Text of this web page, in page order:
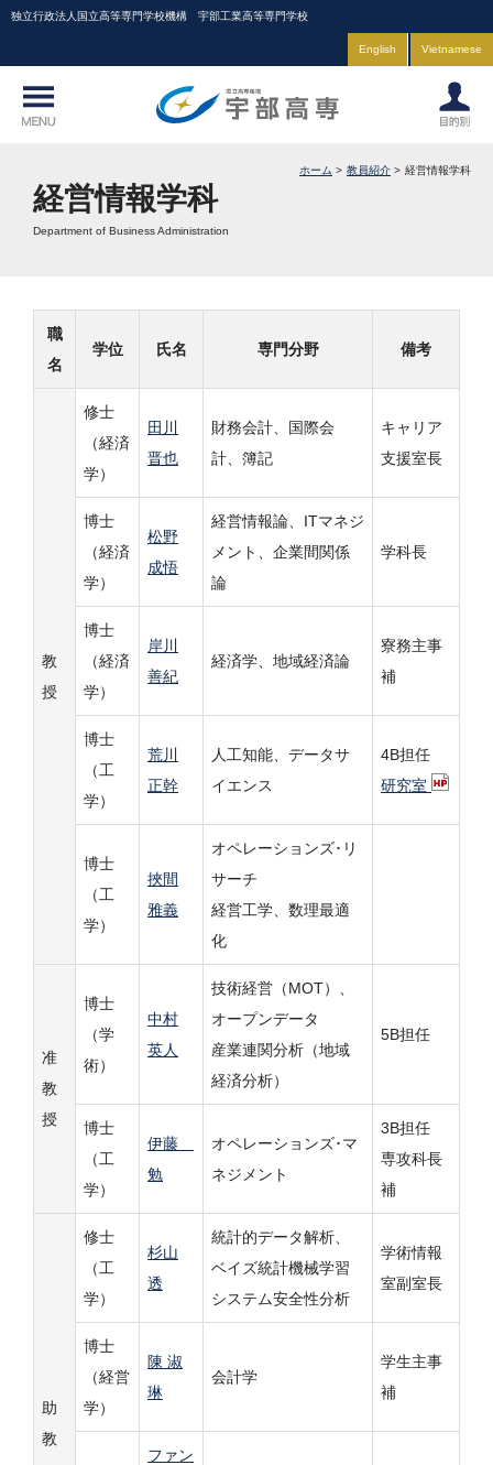
独立行政法人国立高等専門学校機構 宇部工業高等専門学校
English Vietnamese
ホーム 教員紹介 経営情報学科
経営情報学科
Department of Business Administration
職
名
学位 氏名 専門分野 備考
教
授
修士
（経済
学）
田川
晋也
財務会計、国際会
計、簿記
キャリア
支援室長
博士
（経済
学）
松野
成悟
経営情報論、ITマネジ
メント、企業間関係
論
学科長
博士
（経済
学）
岸川
善紀
経済学、地域経済論
寮務主事
補
博士
（工
学）
荒川
正幹
人工知能、データサ
イエンス
4B担任
研究室
博士
（工
学）
挾間
雅義
オペレーションズ･リ
サーチ
経営工学、数理最適
化
准
教
授
博士
（学
術）
中村
英人
技術経営（MOT）、
オープンデータ
産業連関分析（地域
経済分析）
5B担任
博士
（工
学）
伊藤
勉
オペレーションズ･マ
ネジメント
3B担任
専攻科長
補
助
教
修士
（工
学）
杉山
透
統計的データ解析、
ベイズ統計機械学習
システム安全性分析
学術情報
室副室長
博士
（経営
学）
陳 淑
琳
会計学
学生主事
補
ファン